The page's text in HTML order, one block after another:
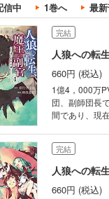
信中 1巻へ 最
完結
人狼への転
660円 (税込)
1億4，000万PV
団、副師団長
間であり、現
(2016年7月時点) 原作者
クトの登録商標
完結
人狼への転
660円 (税込)